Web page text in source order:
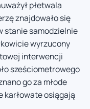
płetwala
znajdowało się
stanie samodzielnie
wyrzucony
interwencji
sześciometrowego
go za młode
karłowate osiągają